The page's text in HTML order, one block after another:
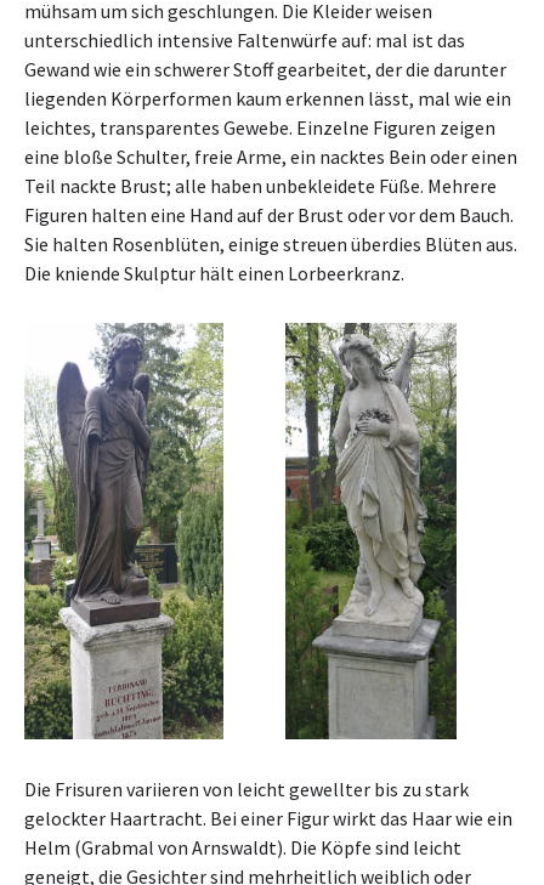
mühsam um sich geschlungen. Die Kleider weisen
unterschiedlich intensive Faltenwürfe auf: mal ist das
Gewand wie ein schwerer Stoff gearbeitet, der die darunter
liegenden Körperformen kaum erkennen lässt, mal wie ein
leichtes, transparentes Gewebe. Einzelne Figuren zeigen
eine bloße Schulter, freie Arme, ein nacktes Bein oder einen
Teil nackte Brust; alle haben unbekleidete Füße. Mehrere
Figuren halten eine Hand auf der Brust oder vor dem Bauch.
Sie halten Rosenblüten, einige streuen überdies Blüten aus.
Die kniende Skulptur hält einen Lorbeerkranz.
Die Frisuren variieren von leicht gewellter bis zu stark
gelockter Haartracht. Bei einer Figur wirkt das Haar wie ein
Helm (Grabmal von Arnswaldt). Die Köpfe sind leicht
geneigt, die Gesichter sind mehrheitlich weiblich oder